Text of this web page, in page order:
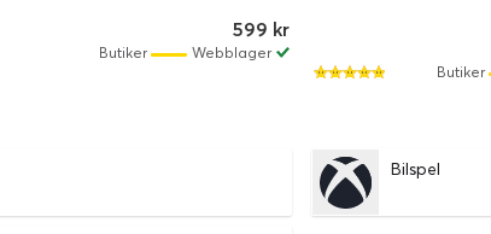
599 kr
Webblager
Butiker
Butiker
Bilspel